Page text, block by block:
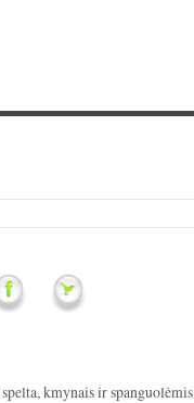
kmynais ir spanguolėmis